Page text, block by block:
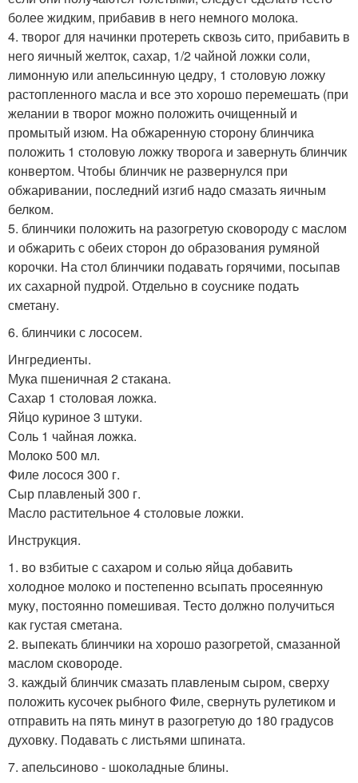
более жидким, прибавив в него немного молока.
4. творог для начинки протереть сквозь сито, прибавить в
него яичный желток, сахар, 1/2 чайной ложки соли,
лимонную или апельсинную цедру, 1 столовую ложку
растопленного масла и все это хорошо перемешать (при
желании в творог можно положить очищенный и
промытый изюм. На обжаренную сторону блинчика
положить 1 столовую ложку творога и завернуть блинчик
конвертом. Чтобы блинчик не развернулся при
обжаривании, последний изгиб надо смазать яичным
белком.
5. блинчики положить на разогретую сковороду с маслом
и обжарить с обеих сторон до образования румяной
корочки. На стол блинчики подавать горячими, посыпав
их сахарной пудрой. Отдельно в соуснике подать
сметану.
6. блинчики с лососем.
Ингредиенты.
Мука пшеничная 2 стакана.
Сахар 1 столовая ложка.
Яйцо куриное 3 штуки.
Соль 1 чайная ложка.
Молоко 500 мл.
Филе лосося 300 г.
Сыр плавленый 300 г.
Масло растительное 4 столовые ложки.
Инструкция.
1. во взбитые с сахаром и солью яйца добавить
холодное молоко и постепенно всыпать просеянную
муку, постоянно помешивая. Тесто должно получиться
как густая сметана.
2. выпекать блинчики на хорошо разогретой, смазанной
маслом сковороде.
3. каждый блинчик смазать плавленым сыром, сверху
положить кусочек рыбного Филе, свернуть рулетиком и
отправить на пять минут в разогретую до 180 градусов
духовку. Подавать с листьями шпината.
7. апельсиново - шоколадные блины.